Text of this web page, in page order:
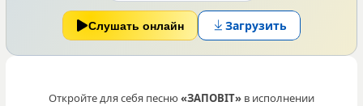
Слушать онлайн Загрузить
Откройте для себя песню«ЗАПОВІТ» в исполнении